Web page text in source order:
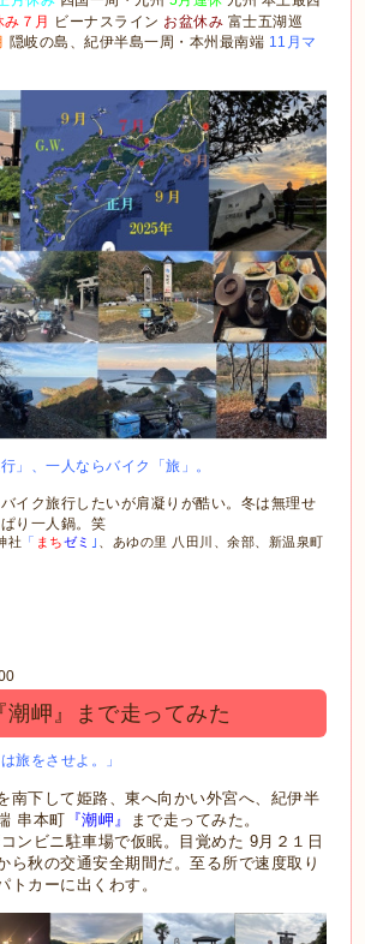
み７月 ビーナスライン お盆休み 富士五湖巡
隠岐の島、紀伊半島一周・本州最南端 11月マ
」、一人ならバイク「旅」。
イク旅行したいが肩凝りが酷い。冬は無理せ
り一人鍋。笑
社 「 まちゼミ ｣
、あゆの里 八田川、余部、新温泉町
潮岬』まで走ってみた
旅をさせよ。」
南下して姫路、東へ向かい外宮へ、紀伊半
串本町 『潮岬』
まで走ってみた。
ンビニ駐車場で仮眠。目覚めた 9月２１日
ら秋の交通安全期間だ。至る所で速度取り
トカーに出くわす。